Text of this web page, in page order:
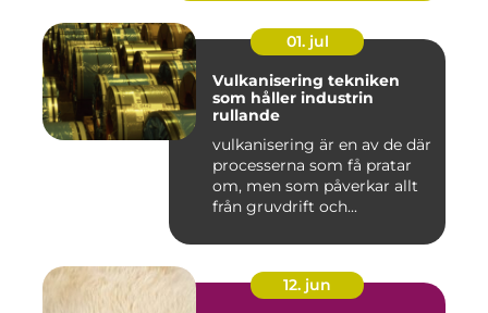
01. jul
Vulkanisering tekniken
som håller industrin
rullande
vulkanisering är en av de där
processerna som få pratar
om, men som påverkar allt
från gruvdrift och...
12. jun